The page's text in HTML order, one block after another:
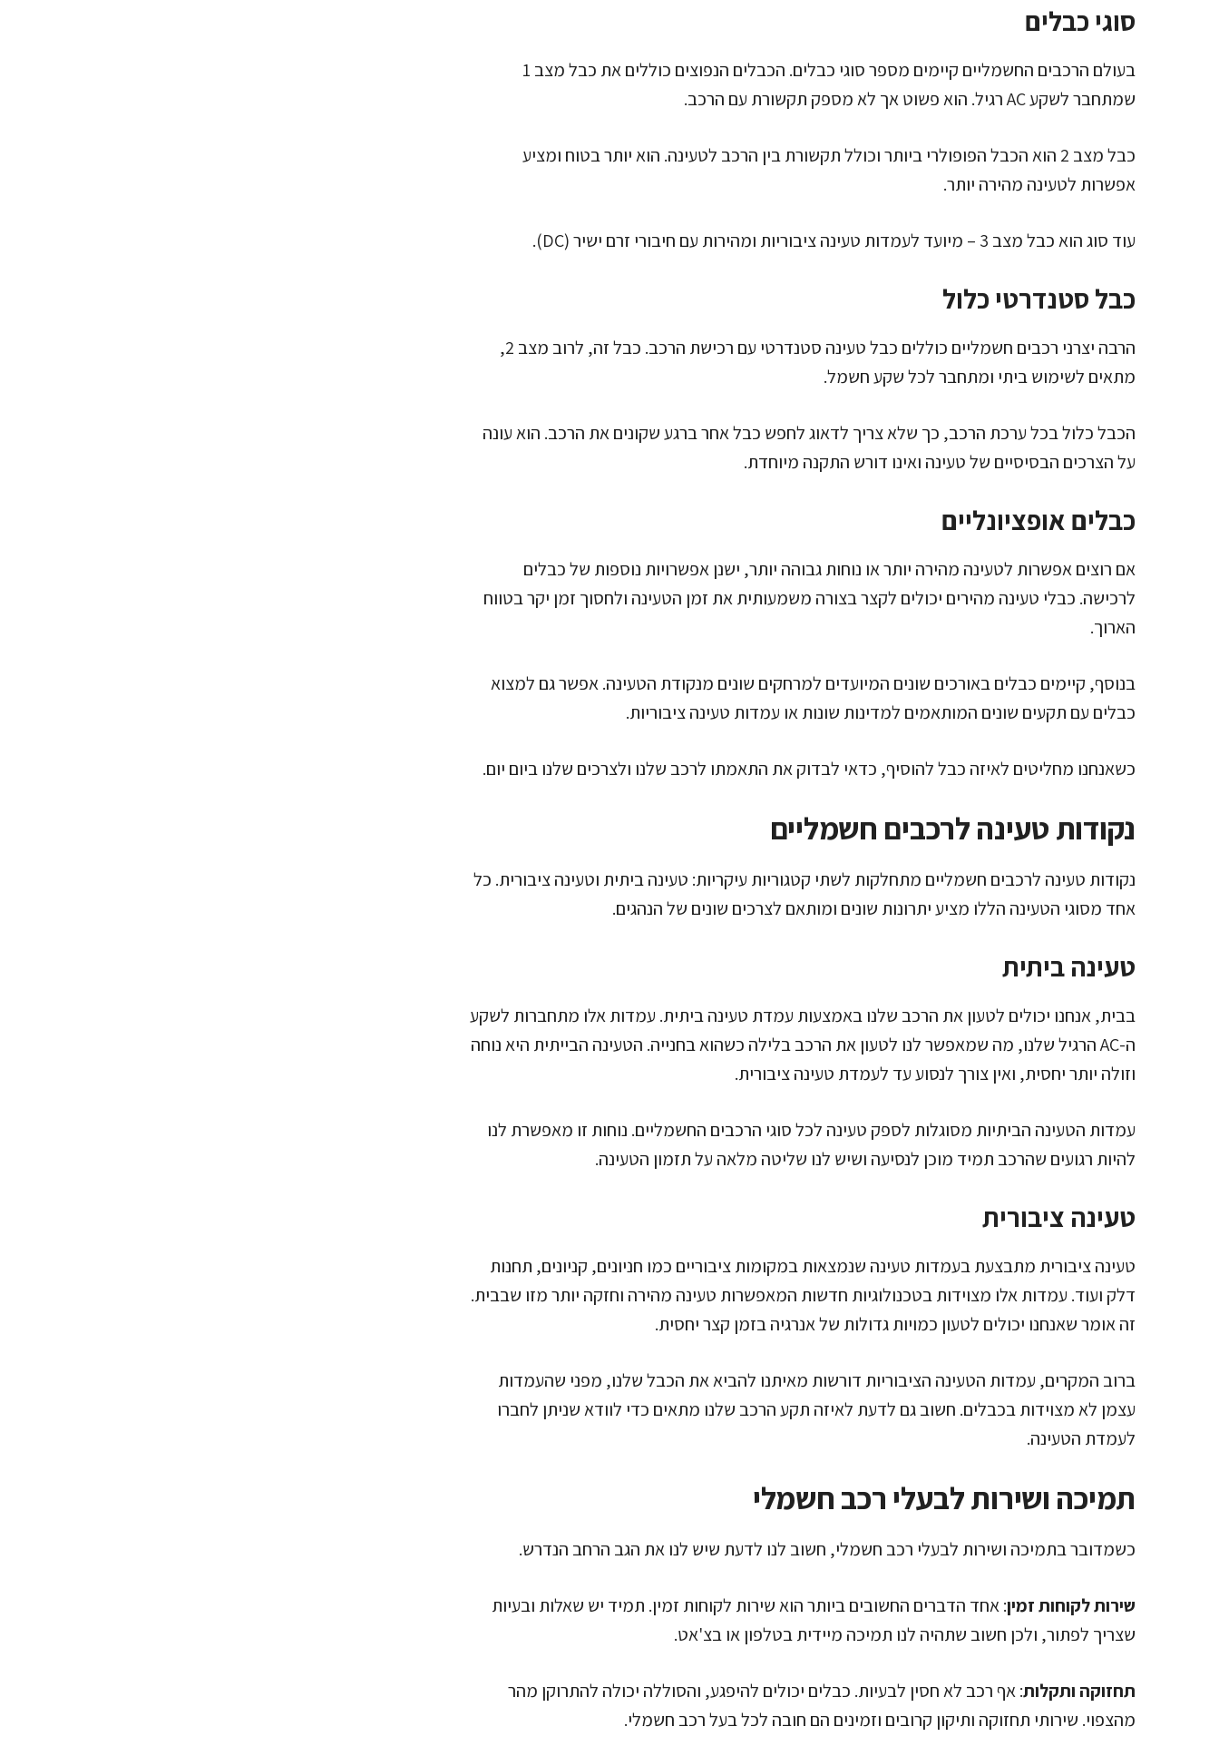
סוגי כבלים
בעולם הרכבים החשמליים קיימים מספר סוגי כבלים. הכבלים הנפוצים כוללים את כבל מצב 1
שמתחבר לשקע AC רגיל. הוא פשוט אך לא מספק תקשורת עם הרכב.
כבל מצב 2 הוא הכבל הפופולרי ביותר וכולל תקשורת בין הרכב לטעינה. הוא יותר בטוח ומציע
אפשרות לטעינה מהירה יותר.
עוד סוג הוא כבל מצב 3 – מיועד לעמדות טעינה ציבוריות ומהירות עם חיבורי זרם ישיר (DC).
כבל סטנדרטי כלול
הרבה יצרני רכבים חשמליים כוללים כבל טעינה סטנדרטי עם רכישת הרכב. כבל זה, לרוב מצב 2,
מתאים לשימוש ביתי ומתחבר לכל שקע חשמל.
הכבל כלול בכל ערכת הרכב, כך שלא צריך לדאוג לחפש כבל אחר ברגע שקונים את הרכב. הוא עונה
על הצרכים הבסיסיים של טעינה ואינו דורש התקנה מיוחדת.
כבלים אופציונליים
אם רוצים אפשרות לטעינה מהירה יותר או נוחות גבוהה יותר, ישנן אפשרויות נוספות של כבלים
לרכישה. כבלי טעינה מהירים יכולים לקצר בצורה משמעותית את זמן הטעינה ולחסוך זמן יקר בטווח
הארוך.
בנוסף, קיימים כבלים באורכים שונים המיועדים למרחקים שונים מנקודת הטעינה. אפשר גם למצוא
כבלים עם תקעים שונים המותאמים למדינות שונות או עמדות טעינה ציבוריות.
כשאנחנו מחליטים לאיזה כבל להוסיף, כדאי לבדוק את התאמתו לרכב שלנו ולצרכים שלנו ביום יום.
נקודות טעינה לרכבים חשמליים
נקודות טעינה לרכבים חשמליים מתחלקות לשתי קטגוריות עיקריות: טעינה ביתית וטעינה ציבורית. כל
אחד מסוגי הטעינה הללו מציע יתרונות שונים ומותאם לצרכים שונים של הנהגים.
טעינה ביתית
בבית, אנחנו יכולים לטעון את הרכב שלנו באמצעות עמדת טעינה ביתית. עמדות אלו מתחברות לשקע
ה-AC הרגיל שלנו, מה שמאפשר לנו לטעון את הרכב בלילה כשהוא בחנייה. הטעינה הבייתית היא נוחה
וזולה יותר יחסית, ואין צורך לנסוע עד לעמדת טעינה ציבורית.
עמדות הטעינה הביתיות מסוגלות לספק טעינה לכל סוגי הרכבים החשמליים. נוחות זו מאפשרת לנו
להיות רגועים שהרכב תמיד מוכן לנסיעה ושיש לנו שליטה מלאה על תזמון הטעינה.
טעינה ציבורית
טעינה ציבורית מתבצעת בעמדות טעינה שנמצאות במקומות ציבוריים כמו חניונים, קניונים, תחנות
דלק ועוד. עמדות אלו מצוידות בטכנולוגיות חדשות המאפשרות טעינה מהירה וחזקה יותר מזו שבבית.
זה אומר שאנחנו יכולים לטעון כמויות גדולות של אנרגיה בזמן קצר יחסית.
ברוב המקרים, עמדות הטעינה הציבוריות דורשות מאיתנו להביא את הכבל שלנו, מפני שהעמדות
עצמן לא מצוידות בכבלים. חשוב גם לדעת לאיזה תקע הרכב שלנו מתאים כדי לוודא שניתן לחברו
לעמדת הטעינה.
תמיכה ושירות לבעלי רכב חשמלי
כשמדובר בתמיכה ושירות לבעלי רכב חשמלי, חשוב לנו לדעת שיש לנו את הגב הרחב הנדרש.
שירות לקוחות זמין: אחד הדברים החשובים ביותר הוא שירות לקוחות זמין. תמיד יש שאלות ובעיות
שצריך לפתור, ולכן חשוב שתהיה לנו תמיכה מיידית בטלפון או בצ'אט.
תחזוקה ותקלות: אף רכב לא חסין לבעיות. כבלים יכולים להיפגע, והסוללה יכולה להתרוקן מהר
מהצפוי. שירותי תחזוקה ותיקון קרובים וזמינים הם חובה לכל בעל רכב חשמלי.